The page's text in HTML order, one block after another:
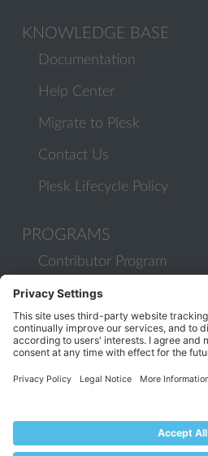
KNOWLEDGE BASE
Documentation
Help Center
Migrate to Plesk
Contact Us
Plesk Lifecycle Policy
PROGRAMS
Contributor Program
Partner Program
COMMUNITY